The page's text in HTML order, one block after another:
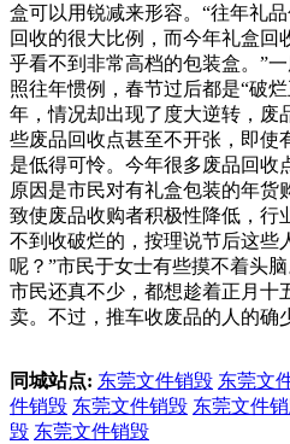
盒可以用锐减来形容。“往年礼
回收的很大比例，而今年礼盒回
乎看不到非常高档的包装盒。
照往年惯例，春节过后都是“破
年，情况却出现了度大逆转，废
些废品回收点甚至不开张，即使
是低得可怜。今年很多废品回收
原因是市民对有礼盒包装的年货
致使废品收购者积极性降低，
不到收破烂的，按理说节后这些
呢？”市民于女士有些摸不着头
市民还真不少，都想趁着正月十
卖。不过，推车收废品的人的确
同城站点: 东莞文件销毁 东莞文
件销毁 东莞文件销毁 东莞文件
毁 东莞文件销毁